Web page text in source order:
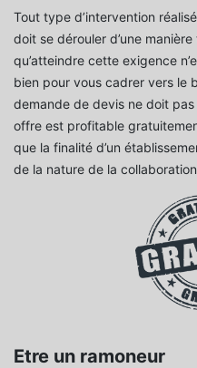
Tout type d’intervention
doit se dérouler d’une
qu’atteindre cette exigence
bien pour vous cadrer vers le
demande de devis ne doit
offre est profitable
que la finalité d’un
de la nature de la
Etre un ramoneur